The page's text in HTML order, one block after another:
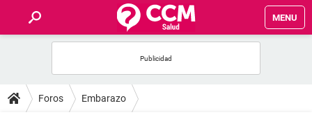
MENU
FOROS
Foros Embarazo